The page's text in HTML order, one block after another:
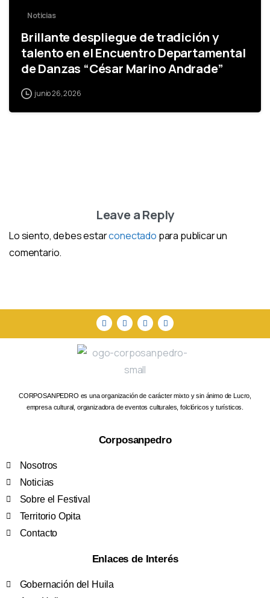
Noticias
Brillante despliegue de tradición y
talento en el Encuentro Departamental
de Danzas “César Marino Andrade”
junio 26, 2026
Leave a Reply
Lo siento, debes estarconectado para publicar un
comentario.
CORPOSANPEDRO es una organización de carácter mixto y sin ánimo de Lucro,
empresa cultural, organizadora de eventos culturales, folclóricos y turísticos.
Corposanpedro
Nosotros
Noticias
Sobre el Festival
Territorio Opita
Contacto
Enlaces de Interés
Gobernación del Huila